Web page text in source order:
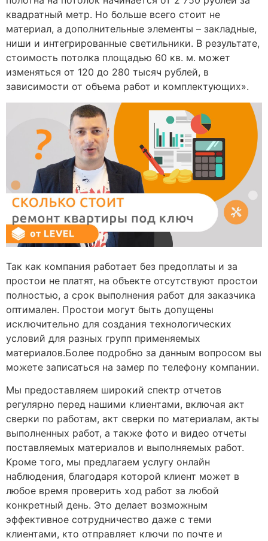
квадратный метр. Но больше всего стоит не
материал, а дополнительные элементы – закладные,
ниши и интегрированные светильники. В результате,
стоимость потолка площадью 60 кв. м. может
изменяться от 120 до 280 тысяч рублей, в
зависимости от объема работ и комплектующих».
Так как компания работает без предоплаты и за
простои не платят, на объекте отсутствуют простои
полностью, а срок выполнения работ для заказчика
оптимален. Простои могут быть допущены
исключительно для создания технологических
условий для разных групп применяемых
материалов.Более подробно за данным вопросом вы
можете записаться на замер по телефону компании.
Мы предоставляем широкий спектр отчетов
регулярно перед нашими клиентами, включая акт
сверки по работам, акт сверки по материалам, акты
выполненных работ, а также фото и видео отчеты
поставляемых материалов и выполняемых работ.
Кроме того, мы предлагаем услугу онлайн
наблюдения, благодаря которой клиент может в
любое время проверить ход работ за любой
конкретный день. Это делает возможным
эффективное сотрудничество даже с теми
клиентами, кто отправляет ключи по почте и